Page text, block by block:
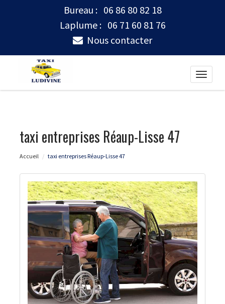
Bureau : 06 86 80 82 18
Laplume : 06 71 60 81 76
Nous contacter
Toggle
taxi entreprises Réaup-Lisse 47
Accueil taxi entreprises Réaup-Lisse 47